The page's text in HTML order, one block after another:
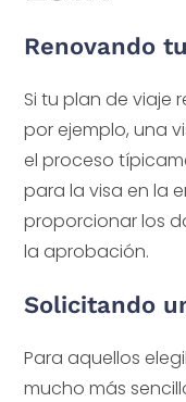
Renovando
Si tu plan de viaje
por ejemplo, una
el proceso
para la visa en la
proporcionar los
la aprobación.
Solicitando
Para aquellos
mucho más